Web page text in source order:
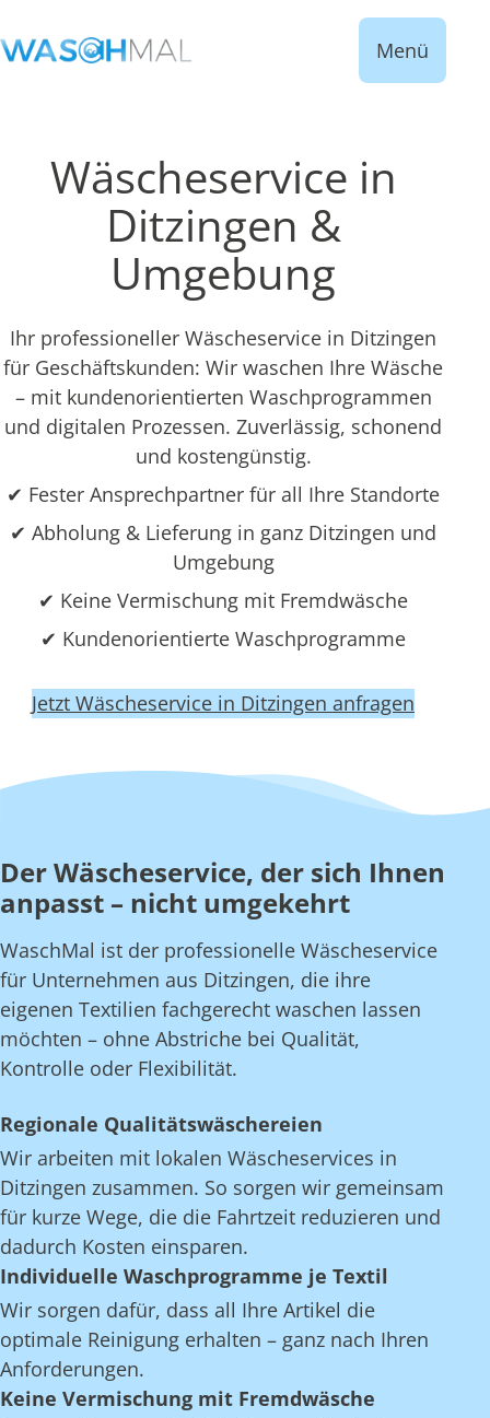
Menü
Wäscheservice in
Ditzingen &
Umgebung
Ihr professioneller Wäscheservice in Ditzingen
für Geschäftskunden: Wir waschen Ihre Wäsche
– mit kundenorientierten Waschprogrammen
und digitalen Prozessen. Zuverlässig, schonend
und kostengünstig.
✔ Fester Ansprechpartner für all Ihre Standorte
✔ Abholung & Lieferung in ganz Ditzingen und
Umgebung
✔ Keine Vermischung mit Fremdwäsche
✔ Kundenorientierte Waschprogramme
Jetzt Wäscheservice in Ditzingen anfragen
Der Wäscheservice, der sich Ihnen
anpasst – nicht umgekehrt
WaschMal ist der professionelle Wäscheservice
für Unternehmen aus Ditzingen, die ihre
eigenen Textilien fachgerecht waschen lassen
möchten – ohne Abstriche bei Qualität,
Kontrolle oder Flexibilität.
Regionale Qualitätswäschereien
Wir arbeiten mit lokalen Wäscheservices in
Ditzingen zusammen. So sorgen wir gemeinsam
für kurze Wege, die die Fahrtzeit reduzieren und
dadurch Kosten einsparen.
Individuelle Waschprogramme je Textil
Wir sorgen dafür, dass all Ihre Artikel die
optimale Reinigung erhalten – ganz nach Ihren
Anforderungen.
Keine Vermischung mit Fremdwäsche